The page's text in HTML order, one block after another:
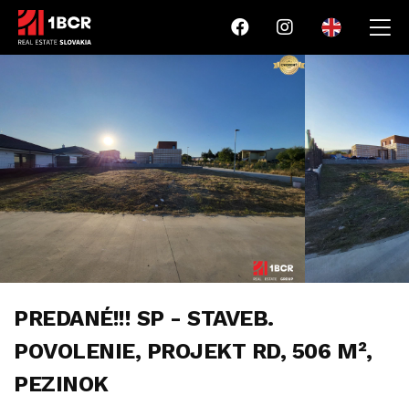
PREDANÉ!!! SP - STAVEB.
POVOLENIE, PROJEKT RD, 506 M²,
PEZINOK